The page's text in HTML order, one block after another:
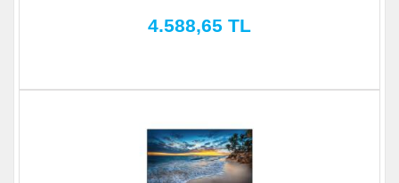
4.588,65 TL